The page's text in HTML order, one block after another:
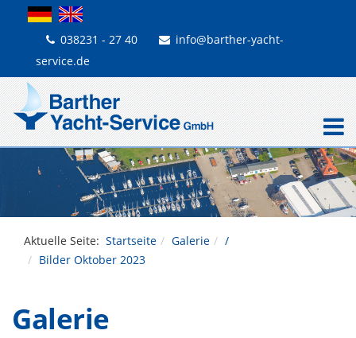
038231 - 27 40
info@barther-yacht-
service.de
Aktuelle Seite: Startseite Galerie
/
Bilder Oktober 2023
Galerie